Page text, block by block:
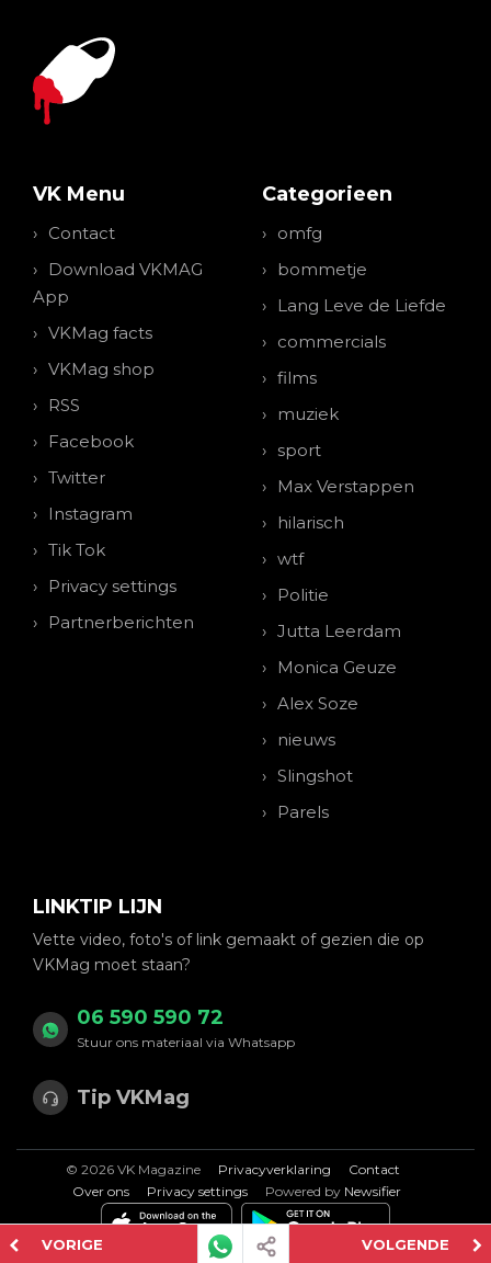
VORIGE VOLGENDE
VK Menu
Contact
Download VKMAG
App
VKMag facts
VKMag shop
RSS
Facebook
Twitter
Instagram
Tik Tok
Privacy settings
Partnerberichten
Categorieen
omfg
bommetje
Lang Leve de Liefde
commercials
films
muziek
sport
Max Verstappen
hilarisch
wtf
Politie
Jutta Leerdam
Monica Geuze
Alex Soze
nieuws
Slingshot
Parels
LINKTIP LIJN
Vette video, foto's of link gemaakt of gezien die op
VKMag moet staan?
06 590 590 72
Stuur ons materiaal via Whatsapp
Tip VKMag
© 2026 VK Magazine Privacyverklaring
Contact
Over ons
Privacy settings Powered by Newsifier